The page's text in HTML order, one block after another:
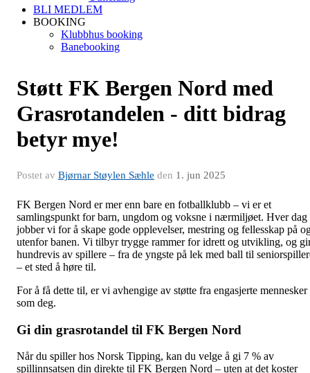
BLI MEDLEM
BOOKING
Klubbhus booking
Banebooking
Støtt FK Bergen Nord med
Grasrotandelen - ditt bidrag
betyr mye!
Postet av Bjørnar Støylen Sæhle den 1. jun 2025
FK Bergen Nord er mer enn bare en fotballklubb – vi er et
samlingspunkt for barn, ungdom og voksne i nærmiljøet. Hver dag
jobber vi for å skape gode opplevelser, mestring og fellesskap på
utenfor banen. Vi tilbyr trygge rammer for idrett og utvikling, og
hundrevis av spillere – fra de yngste på lek med ball til
– et sted å høre til.
For å få dette til, er vi avhengige av støtte fra engasjerte mennesker
som deg.
Gi din grasrotandel til FK Bergen Nord
Når du spiller hos Norsk Tipping, kan du velge å gi 7 % av
spillinnsatsen din direkte til FK Bergen Nord – uten at det koster